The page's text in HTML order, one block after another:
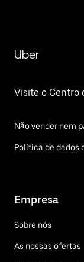
Uber
Visite o Centro
Não vender nem
Política de dados
Empresa
Sobre nós
As nossas ofertas